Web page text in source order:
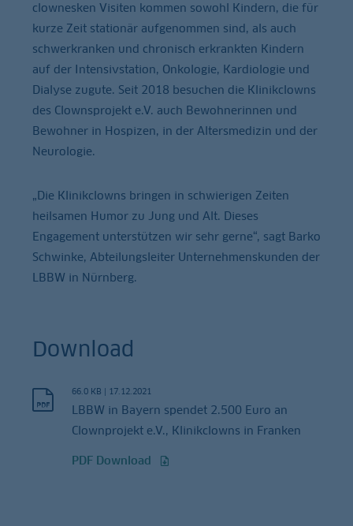
clownesken Visiten kommen sowohl Kindern, die für
kurze Zeit stationär aufgenommen sind, als auch
schwerkranken und chronisch erkrankten Kindern
auf der Intensivstation, Onkologie, Kardiologie und
Dialyse zugute. Seit 2018 besuchen die Klinikclowns
des Clownsprojekt e.V. auch Bewohnerinnen und
Bewohner in Hospizen, in der Altersmedizin und der
Neurologie.
„Die Klinikclowns bringen in schwierigen Zeiten
heilsamen Humor zu Jung und Alt. Dieses
Engagement unterstützen wir sehr gerne“, sagt Barko
Schwinke, Abteilungsleiter Unternehmenskunden der
LBBW in Nürnberg.
Download
66.0 KB | 17.12.2021
LBBW in Bayern spendet 2.500 Euro an
Clownprojekt e.V., Klinikclowns in Franken
PDF Download